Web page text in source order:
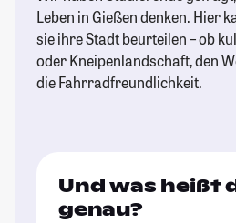
Leben in Gießen denken. Hier
sie ihre Stadt beurteilen – ob
oder Kneipenlandschaft, den
die Fahrradfreundlichkeit.
Und was heißt
genau?